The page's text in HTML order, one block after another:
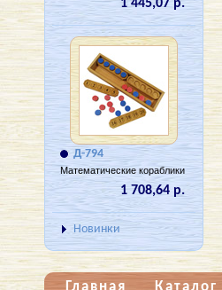
1 445,07 р.
Д-794
Математические кораблики
1 708,64 р.
Новинки
Главная Каталог